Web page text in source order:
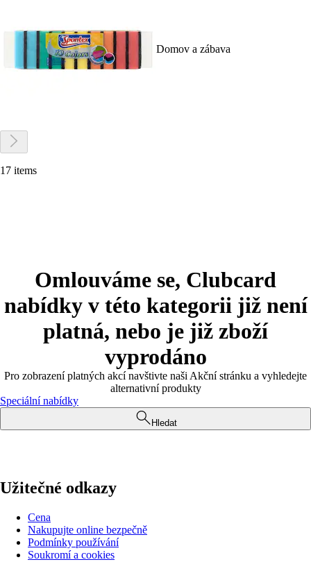
Domov a zábava
17 items
Omlouváme se, Clubcard
nabídky v této kategorii již není
platná, nebo je již zboží
vyprodáno
Pro zobrazení platných akcí navštivte naši Akční stránku a vyhledejte
alternativní produkty
Speciální nabídky
Hledat
Užitečné odkazy
Cena
Nakupujte online bezpečně
Podmínky používání
Soukromí a cookies